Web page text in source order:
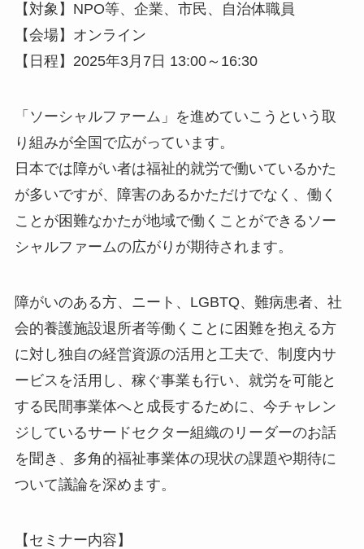
【対象】NPO等、企業、市民、自治体職員
【会場】オンライン
【日程】2025年3月7日 13:00～16:30
「ソーシャルファーム」を進めていこうという取
り組みが全国で広がっています。
日本では障がい者は福祉的就労で働いているかた
が多いですが、障害のあるかただけでなく、働く
ことが困難なかたが地域で働くことができるソー
シャルファームの広がりが期待されます。
障がいのある方、ニート、LGBTQ、難病患者、社
会的養護施設退所者等働くことに困難を抱える方
に対し独自の経営資源の活用と工夫で、制度内サ
ービスを活用し、稼ぐ事業も行い、就労を可能と
する民間事業体へと成長するために、今チャレン
ジしているサードセクター組織のリーダーのお話
を聞き、多角的福祉事業体の現状の課題や期待に
ついて議論を深めます。
【セミナー内容】